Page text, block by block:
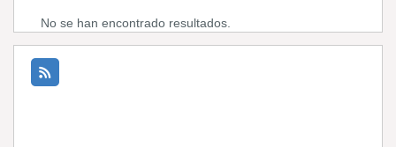
No se han encontrado resultados.